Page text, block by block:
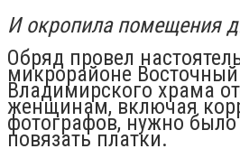
И окропила помещения
Обряд провел
микрорайоне
Владимирского храма
женщинам, включая
фотографов, нужно
повязать платки.